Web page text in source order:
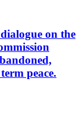
on the
peace.